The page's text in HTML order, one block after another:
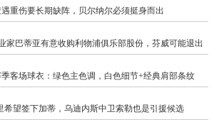
重伤要长期缺阵，贝尔纳尔必须挺身而出
家巴蒂亚有意收购利物浦俱乐部股份，芬威可能退出
客场球衣：绿色主色调，白色细节+经典肩部条纹
希望签下加蒂，乌迪内斯中卫索勒也是引援候选